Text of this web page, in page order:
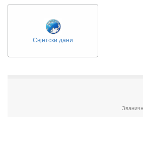
Свјетски дани